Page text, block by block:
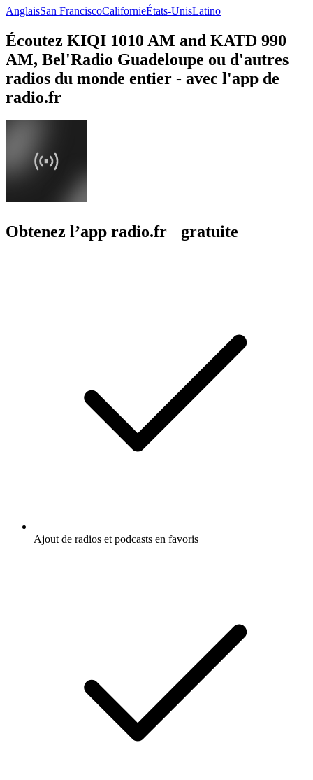
AnglaisSan FranciscoCalifornieÉtats-UnisLatino
Écoutez KIQI 1010 AM and KATD 990
AM, Bel'Radio Guadeloupe ou d'autres
radios du monde entier - avec l'app de
radio.fr
Obtenez l’app radio.fr gratuite
Ajout de radios et podcasts en favoris